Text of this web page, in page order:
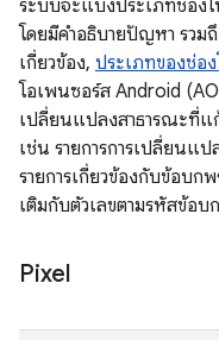
ระบบจะแบ่งประเภทช่อง
โดยมีคำอธิบายปัญหา รวม
เกี่ยวข้อง, ประเภทของช่อง
โอเพนซอร์ส Android
เปลี่ยนแปลงสาธารณะที่
เช่น รายการการเปลี่ยนแ
รายการเกี่ยวข้องกับข้อบก
เติมกับตัวเลขตามรหัสข้อบ
Pixel